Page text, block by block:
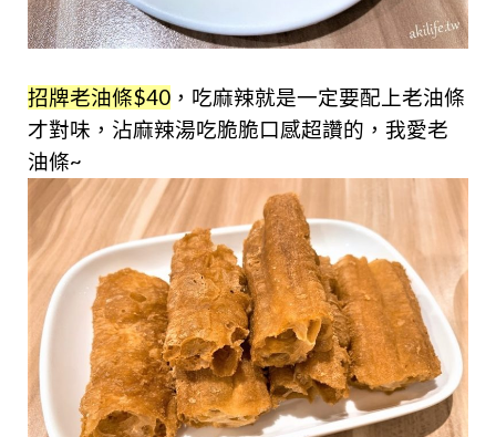
招牌老油條$40 ，吃麻辣就是一定要配上老油條
才對味，沾麻辣湯吃脆脆口感超讚的，我愛老
油條~